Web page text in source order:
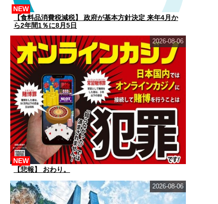
【食料品消費税減税】 政府が基本方針決定 来年4月か
ら2年間1％に8月5日
NEW
【悲報】 おわり。
NEW
2026-08-06
2026-08-06